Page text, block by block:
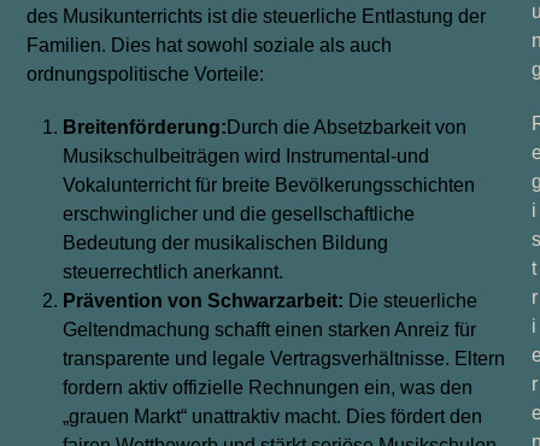
des Musikunterrichts ist die steuerliche Entlastung der
Familien. Dies hat sowohl soziale als auch
ordnungspolitische Vorteile:
Breitenförderung: Durch die Absetzbarkeit von
Musikschulbeiträgen wird Instrumental-und
Vokalunterricht für breite Bevölkerungsschichten
erschwinglicher und die gesellschaftliche
Bedeutung der musikalischen Bildung
steuerrechtlich anerkannt.
Prävention von Schwarzarbeit: Die steuerliche
Geltendmachung schafft einen starken Anreiz für
transparente und legale Vertragsverhältnisse. Eltern
fordern aktiv offizielle Rechnungen ein, was den
„grauen Markt“ unattraktiv macht. Dies fördert den
i
s
t
r
i
r